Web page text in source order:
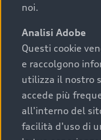
acquistare un’auto
chilometraggio:
uno stato
durata nel
cronologia dei
completa della
costante e
noi.
Analisi Adobe
Questi cookie
e raccolgono
utilizza il nostro
accede più
all'interno del
facilità d'uso di